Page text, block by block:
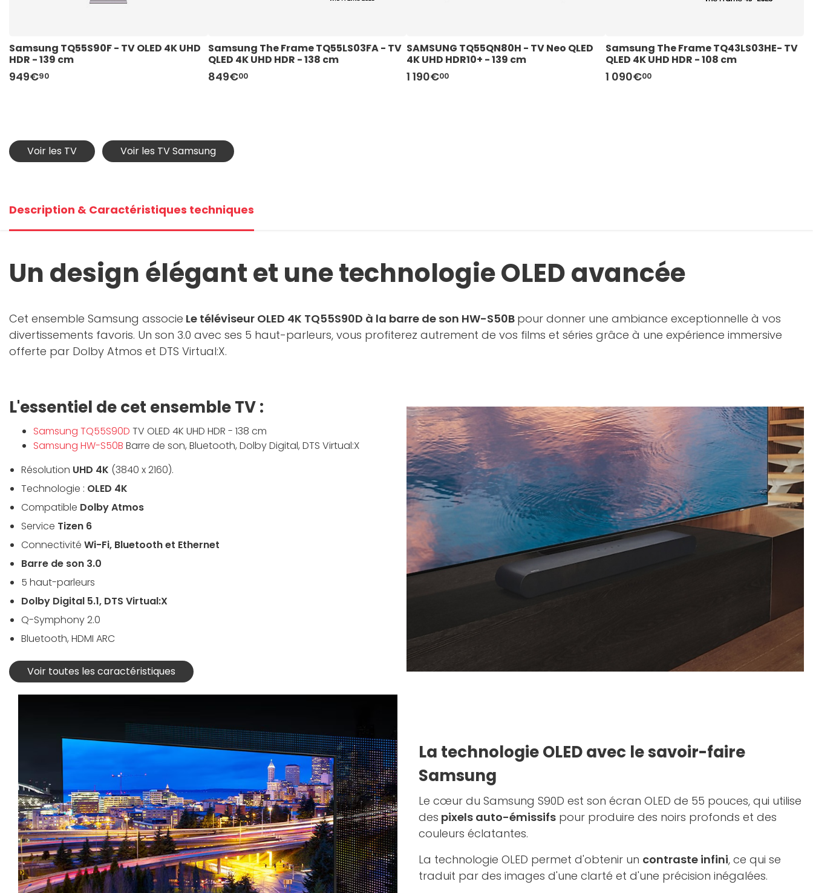
Samsung TQ55S90F - TV OLED 4K UHD
HDR - 139 cm
949€90
Samsung The Frame TQ55LS03FA - TV
QLED 4K UHD HDR - 138 cm
849€00
SAMSUNG TQ55QN80H - TV Neo QLED
4K UHD HDR10+ - 139 cm
1 190€00
Samsung The Frame TQ43LS03HE- TV
QLED 4K UHD HDR - 108 cm
1 090€00
Voir les TV Voir les TV Samsung
Description & Caractéristiques techniques
Un design élégant et une technologie OLED avancée
Cet ensemble Samsung associe Le téléviseur OLED 4K TQ55S90D à la barre de son HW-S50B pour donner une ambiance exceptionnelle à vos
divertissements favoris. Un son 3.0 avec ses 5 haut-parleurs, vous profiterez autrement de vos films et séries grâce à une expérience immersive
offerte par Dolby Atmos et DTS Virtual:X.
L'essentiel de cet ensemble TV :
Samsung TQ55S90D TV OLED 4K UHD HDR - 138 cm
Samsung HW-S50B Barre de son, Bluetooth, Dolby Digital, DTS Virtual:X
Résolution UHD 4K (3840 x 2160).
Technologie : OLED 4K
Compatible DolbyAtmos
Service Tizen 6
Connectivité Wi-Fi, Bluetooth et Ethernet
Barre de son 3.0
5 haut-parleurs
Dolby Digital 5.1, DTS Virtual:X
Q-Symphony 2.0
Bluetooth, HDMI ARC
Voir toutes les caractéristiques
La technologie OLED avec le savoir-faire
Samsung
Le cœur du Samsung S90D est son écran OLED de 55 pouces, qui utilise
des pixels auto-émissifs pour produire des noirs profonds et des
couleurs éclatantes.
La technologie OLED permet d'obtenir un contraste infini, ce qui se
traduit par des images d'une clarté et d'une précision inégalées.